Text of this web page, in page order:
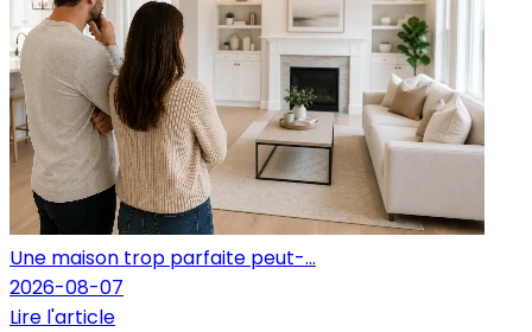
Une maison trop parfaite peut-...
2026-08-07
Lire l'article